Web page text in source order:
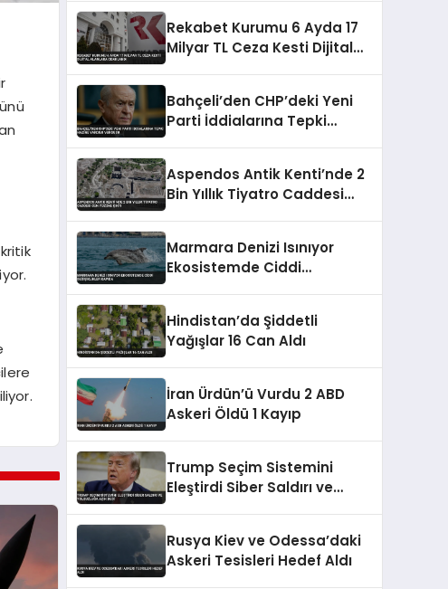
Rekabet Kurumu 6 Ayda 17
Milyar TL Ceza Kesti Dijital
Bahçeli’den CHP’deki Yeni
Parti İddialarına Tepki
Aspendos Antik Kenti’nde 2
Bin Yıllık Tiyatro Caddesi
Marmara Denizi Isınıyor
Ekosistemde Ciddi
Hindistan’da Şiddetli
Yağışlar 16 Can Aldı
İran Ürdün’ü Vurdu 2 ABD
Askeri Öldü 1 Kayıp
Trump Seçim Sistemini
Eleştirdi Siber Saldırı ve
Rusya Kiev ve Odessa’daki
Askeri Tesisleri Hedef Aldı